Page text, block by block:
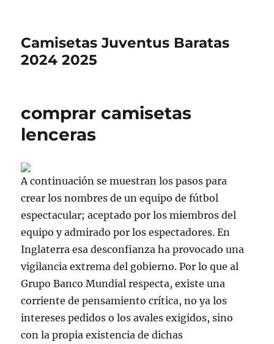
Camisetas Juventus Baratas
2024 2025
comprar camisetas
lenceras
A continuación se muestran los pasos para
crear los nombres de un equipo de fútbol
espectacular; aceptado por los miembros del
equipo y admirado por los espectadores. En
Inglaterra esa desconfianza ha provocado una
vigilancia extrema del gobierno. Por lo que al
Grupo Banco Mundial respecta, existe una
corriente de pensamiento crítica, no ya los
intereses pedidos o los avales exigidos, sino
con la propia existencia de dichas